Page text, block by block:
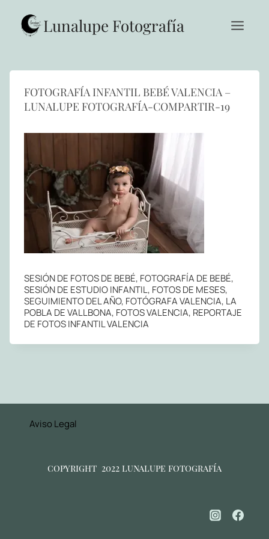
contenido Lunalupe Fotografía
FOTOGRAFÍA INFANTIL BEBÉ VALENCIA –
LUNALUPE FOTOGRAFÍA-COMPARTIR-19
SESIÓN DE FOTOS DE BEBÉ, FOTOGRAFÍA DE BEBÉ,
SESIÓN DE ESTUDIO INFANTIL, FOTOS DE MESES,
SEGUIMIENTO DEL AÑO, FOTÓGRAFA VALENCIA, LA
POBLA DE VALLBONA, FOTOS VALENCIA, REPORTAJE
DE FOTOS INFANTIL VALENCIA
Aviso Legal
copyright 2022 lunalupe fotografía